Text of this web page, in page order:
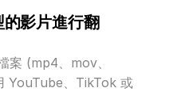
影片進行翻
案 (mp4、mov、
YouTube、TikTok 或